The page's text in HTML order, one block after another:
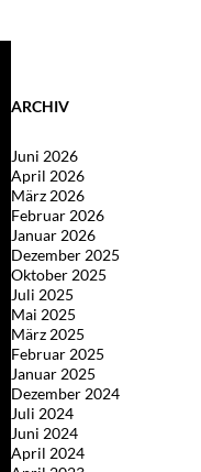
ARCHIV
Juni 2026
April 2026
März 2026
Februar 2026
Januar 2026
Dezember 2025
Oktober 2025
Juli 2025
Mai 2025
März 2025
Februar 2025
Januar 2025
Dezember 2024
Juli 2024
Juni 2024
April 2024